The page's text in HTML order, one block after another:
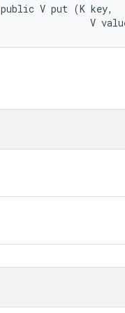
public V put (K key,
V